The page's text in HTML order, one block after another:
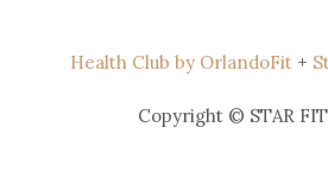
Health Club by OrlandoFit +
Copyright © STAR